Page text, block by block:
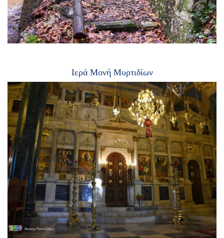
Ιερά Μονή Μυρτιδίων